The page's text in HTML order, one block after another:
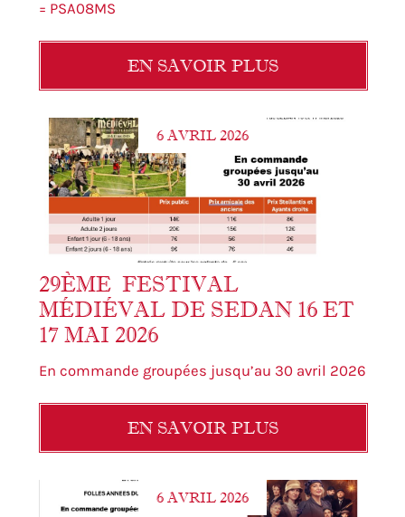
= PSA08MS
EN SAVOIR PLUS
6 AVRIL 2026
29ÈME FESTIVAL
MÉDIÉVAL DE SEDAN 16 ET
17 MAI 2026
En commande groupées jusqu’au 30 avril 2026
EN SAVOIR PLUS
6 AVRIL 2026